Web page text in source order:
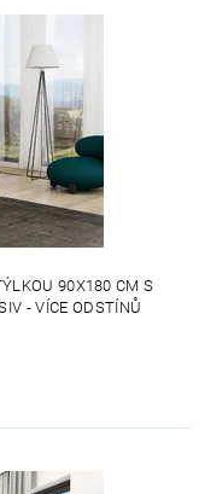
90X180 CM S
- VÍCE ODSTÍNŮ